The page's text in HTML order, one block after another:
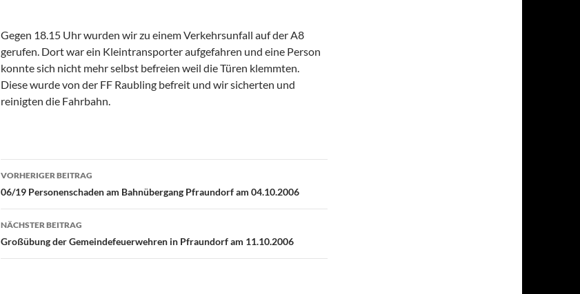
Gegen 18.15 Uhr wurden wir zu einem Verkehrsunfall auf der A8
gerufen. Dort war ein Kleintransporter aufgefahren und eine Person
konnte sich nicht mehr selbst befreien weil die Türen klemmten.
Diese wurde von der FF Raubling befreit und wir sicherten und
reinigten die Fahrbahn.
Beitragsnavigation
VORHERIGER BEITRAG
06/19 Personenschaden am Bahnübergang Pfraundorf am 04.10.2006
NÄCHSTER BEITRAG
Großübung der Gemeindefeuerwehren in Pfraundorf am 11.10.2006